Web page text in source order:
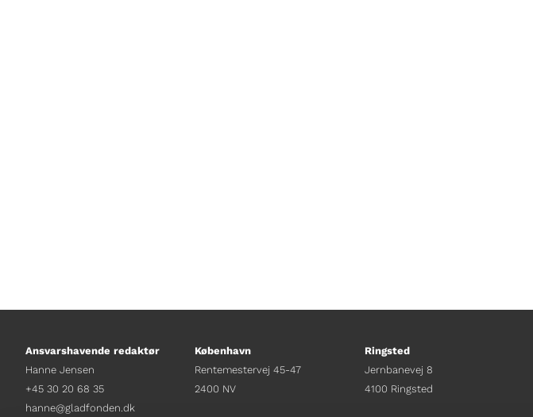
Ansvarshavende redaktør
Hanne Jensen
+45 30 20 68 35
hanne@gladfonden.dk
København
Rentemestervej 45-47
2400 NV
Ringsted
Jernbanevej 8
4100 Ringsted